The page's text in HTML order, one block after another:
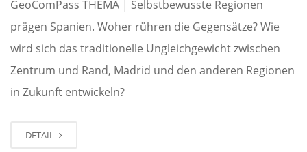
GeoComPass THEMA | Selbstbewusste Regionen
prägen Spanien. Woher rühren die Gegensätze? Wie
wird sich das traditionelle Ungleichgewicht zwischen
Zentrum und Rand, Madrid und den anderen Regionen
in Zukunft entwickeln?
DETAIL